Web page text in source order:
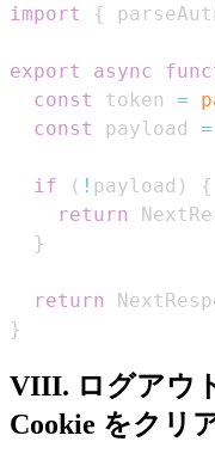
import
{
export async
const
token =
const
payload =
if ( ! payload )
{
return
}
return
}
VIII. ログアウ
Cookie をクリ